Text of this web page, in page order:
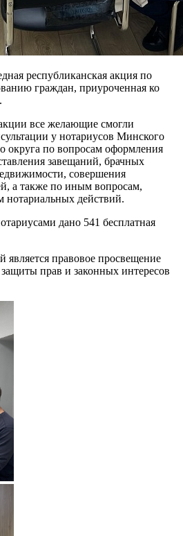
республиканская акция по
граждан, приуроченная ко
все желающие смогли
у нотариусов Минского
округа по вопросам оформления
завещаний, брачных
совершения
а также по иным вопросам,
нотариальных действий.
дано 541 бесплатная
правовое просвещение
прав и законных интересов